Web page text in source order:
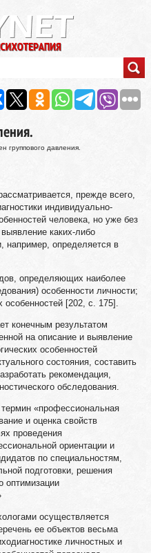
группового давления.
прежде всего,
индивидуально-
человека, но уже без
каких-либо
например, определяется в
определяющих наиболее
особенности личности;
особенностей [202, с. 175].
конечным результатом
на описание и выявление
особенностей
состояния, составить
рекомендация,
обследования.
«профессиональная
и оценка свойств
проведения
ориентации и
по специальностям,
подготовки, решения
оптимизации
осуществляется
ее объектов весьма
личностных и